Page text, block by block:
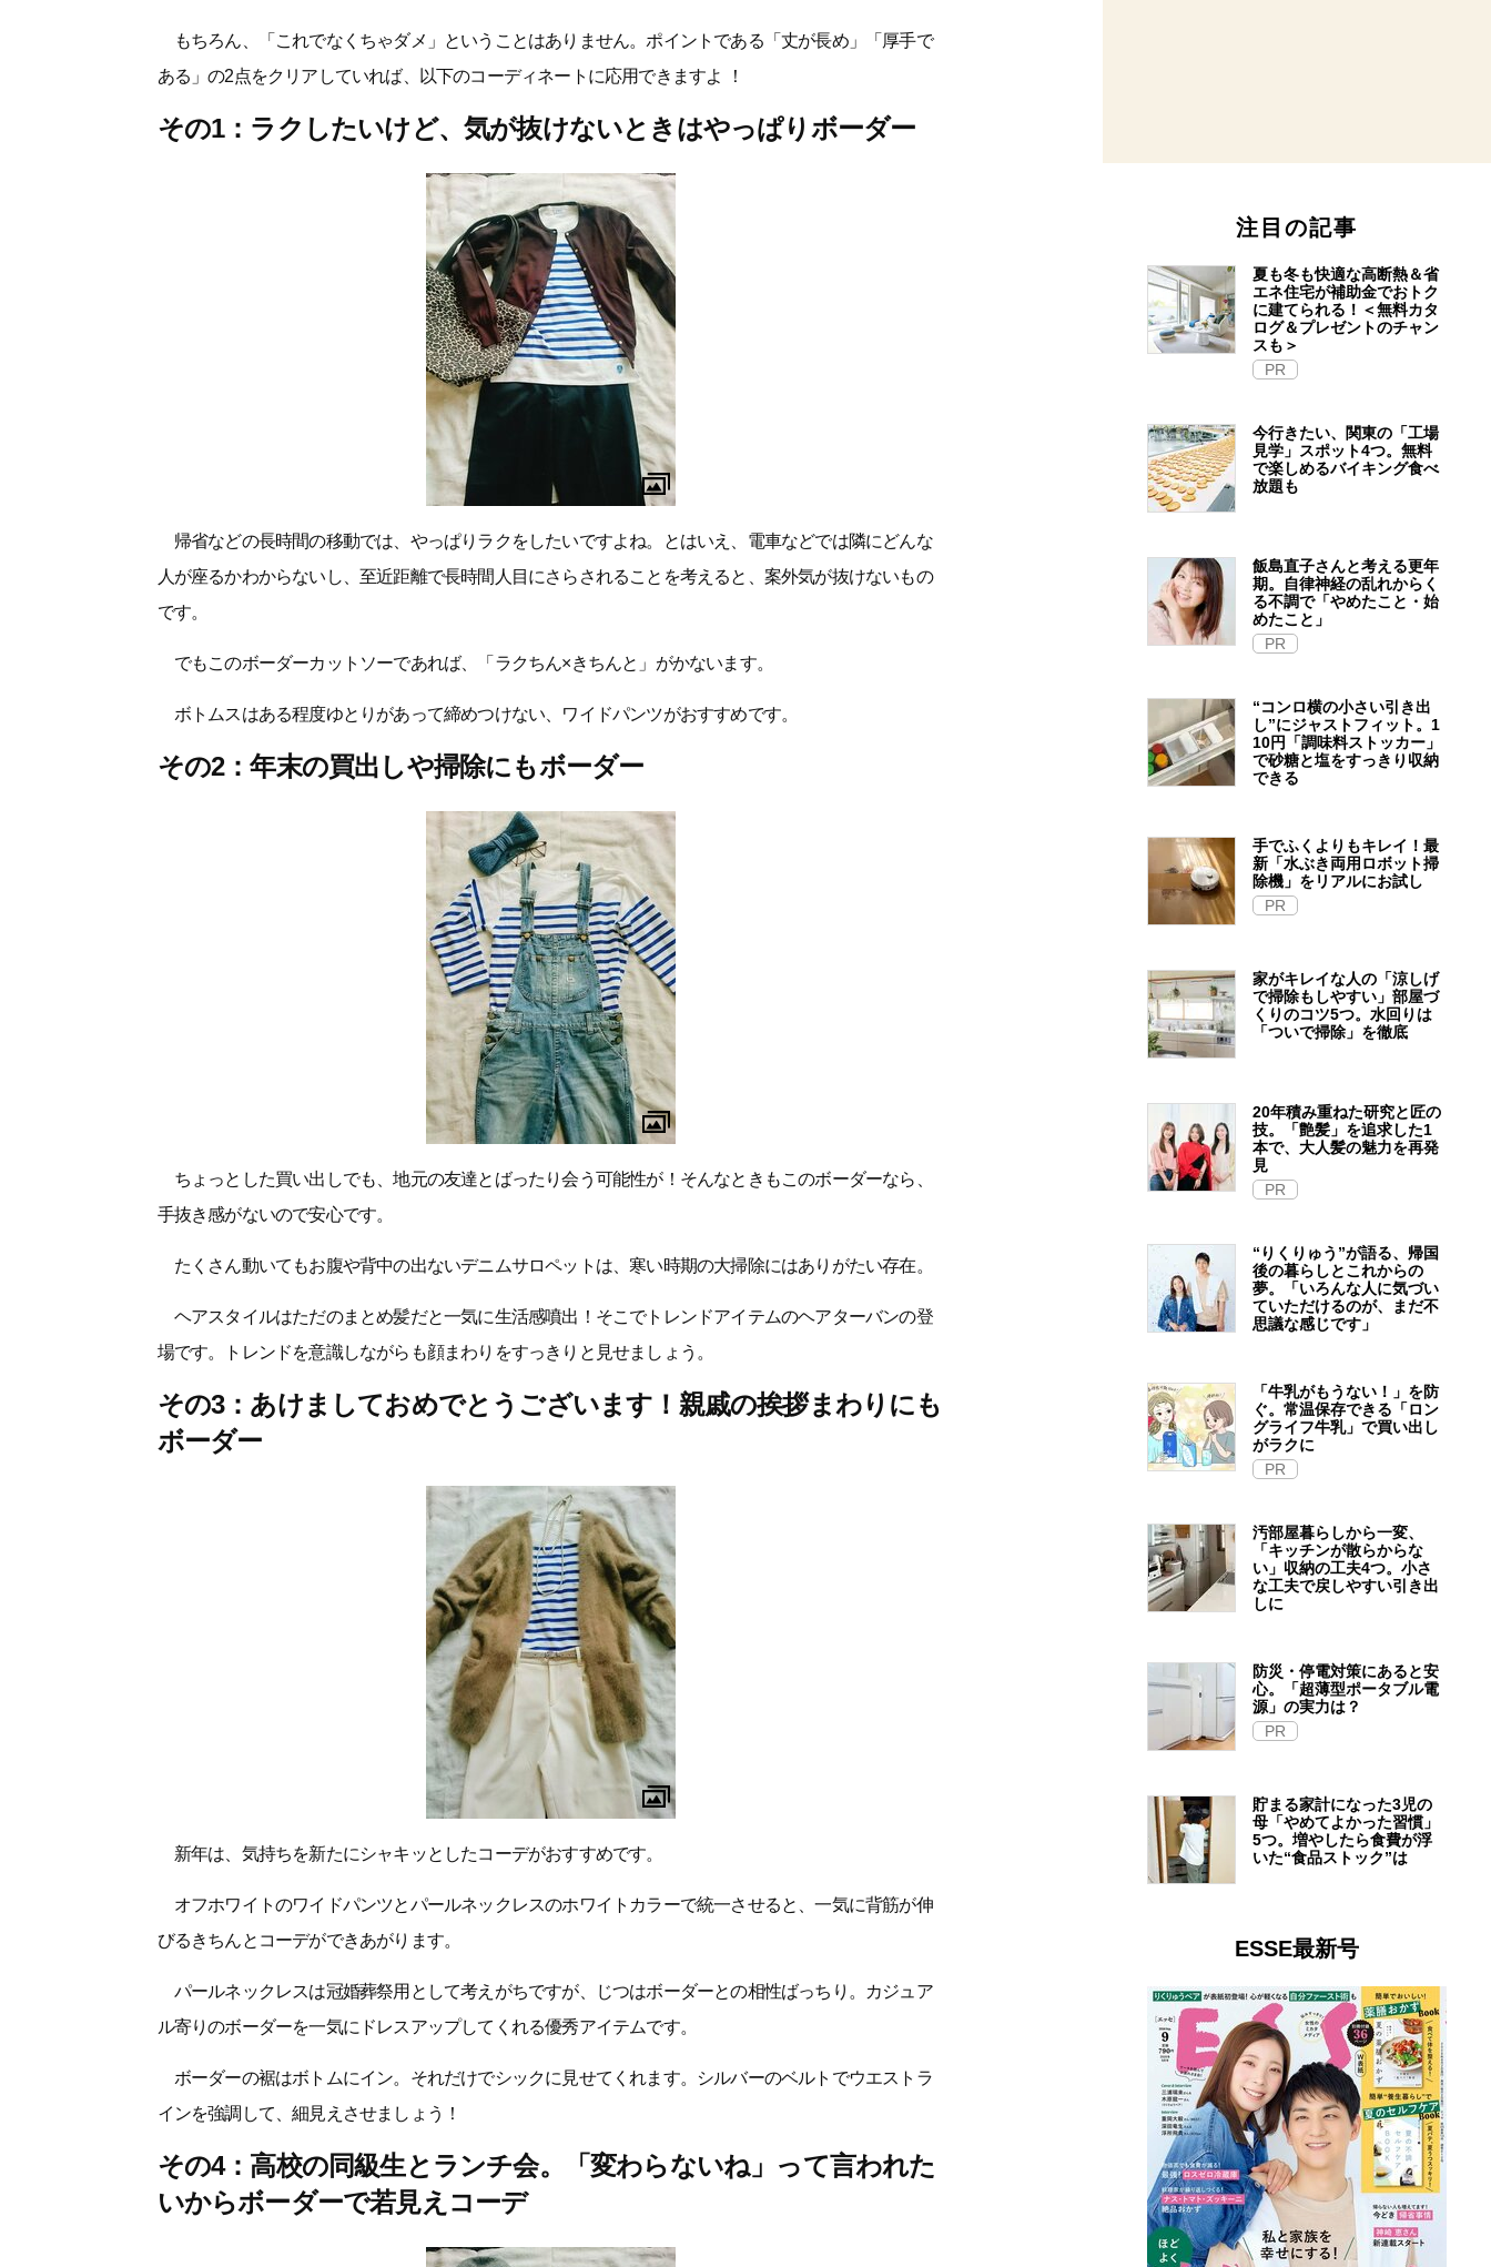
もちろん、「これでなくちゃダメ」ということはありません。ポイントである「丈が長め」「厚手で
ある」の2点をクリアしていれば、以下のコーディネートに応用できますよ ！
その1：ラクしたいけど、気が抜けないときはやっぱりボーダー
帰省などの長時間の移動では、やっぱりラクをしたいですよね。とはいえ、電車などでは隣にどんな
人が座るかわからないし、至近距離で長時間人目にさらされることを考えると、案外気が抜けないもの
です。
でもこのボーダーカットソーであれば、「ラクちん×きちんと」がかないます。
ボトムスはある程度ゆとりがあって締めつけない、ワイドパンツがおすすめです。
その2：年末の買出しや掃除にもボーダー
ちょっとした買い出しでも、地元の友達とばったり会う可能性が！そんなときもこのボーダーなら、
手抜き感がないので安心です。
たくさん動いてもお腹や背中の出ないデニムサロペットは、寒い時期の大掃除にはありがたい存在。
ヘアスタイルはただのまとめ髪だと一気に生活感噴出！そこでトレンドアイテムのヘアターバンの登
場です。トレンドを意識しながらも顔まわりをすっきりと見せましょう。
その3：あけましておめでとうございます！親戚の挨拶まわりにも
ボーダー
新年は、気持ちを新たにシャキッとしたコーデがおすすめです。
オフホワイトのワイドパンツとパールネックレスのホワイトカラーで統一させると、一気に背筋が伸
びるきちんとコーデができあがります。
パールネックレスは冠婚葬祭用として考えがちですが、じつはボーダーとの相性ばっちり。カジュア
ル寄りのボーダーを一気にドレスアップしてくれる優秀アイテムです。
ボーダーの裾はボトムにイン。それだけでシックに見せてくれます。シルバーのベルトでウエストラ
インを強調して、細見えさせましょう！
その4：高校の同級生とランチ会。「変わらないね」って言われた
いからボーダーで若見えコーデ
注目の記事
夏も冬も快適な高断熱＆省
エネ住宅が補助金でおトク
に建てられる！＜無料カタ
ログ＆プレゼントのチャン
スも＞
PR
今行きたい、関東の「工場
見学」スポット4つ。無料
で楽しめるバイキング食べ
放題も
飯島直子さんと考える更年
期。自律神経の乱れからく
る不調で「やめたこと・始
めたこと」
PR
“コンロ横の小さい引き出
し”にジャストフィット。1
10円「調味料ストッカー」
で砂糖と塩をすっきり収納
できる
手でふくよりもキレイ！最
新「水ぶき両用ロボット掃
除機」をリアルにお試し
PR
家がキレイな人の「涼しげ
で掃除もしやすい」部屋づ
くりのコツ5つ。水回りは
「ついで掃除」を徹底
20年積み重ねた研究と匠の
技。「艶髪」を追求した1
本で、大人髪の魅力を再発
見
PR
“りくりゅう”が語る、帰国
後の暮らしとこれからの
夢。「いろんな人に気づい
ていただけるのが、まだ不
思議な感じです」
「牛乳がもうない！」を防
ぐ。常温保存できる「ロン
グライフ牛乳」で買い出し
がラクに
PR
汚部屋暮らしから一変、
「キッチンが散らからな
い」収納の工夫4つ。小さ
な工夫で戻しやすい引き出
しに
防災・停電対策にあると安
心。「超薄型ポータブル電
源」の実力は？​
PR
貯まる家計になった3児の
母「やめてよかった習慣」
5つ。増やしたら食費が浮
いた“食品ストック”は
ESSE最新号